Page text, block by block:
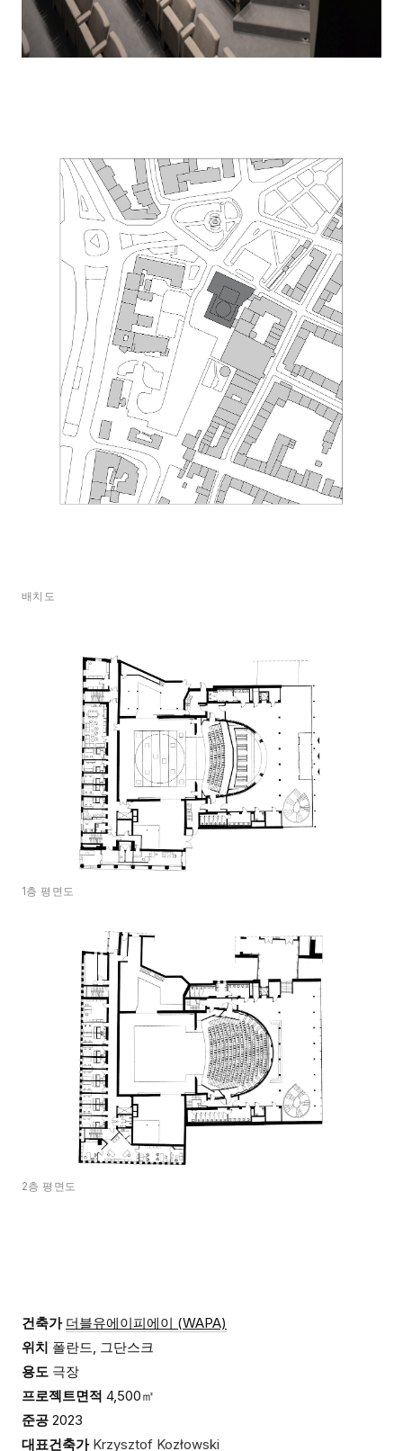
배치도
1층 평면도
2층 평면도
건축가 더블유에이피에이 (WAPA)
위치 폴란드, 그단스크
용도 극장
프로젝트면적 4,500㎡
준공 2023
대표건축가 Krzysztof Kozłowski